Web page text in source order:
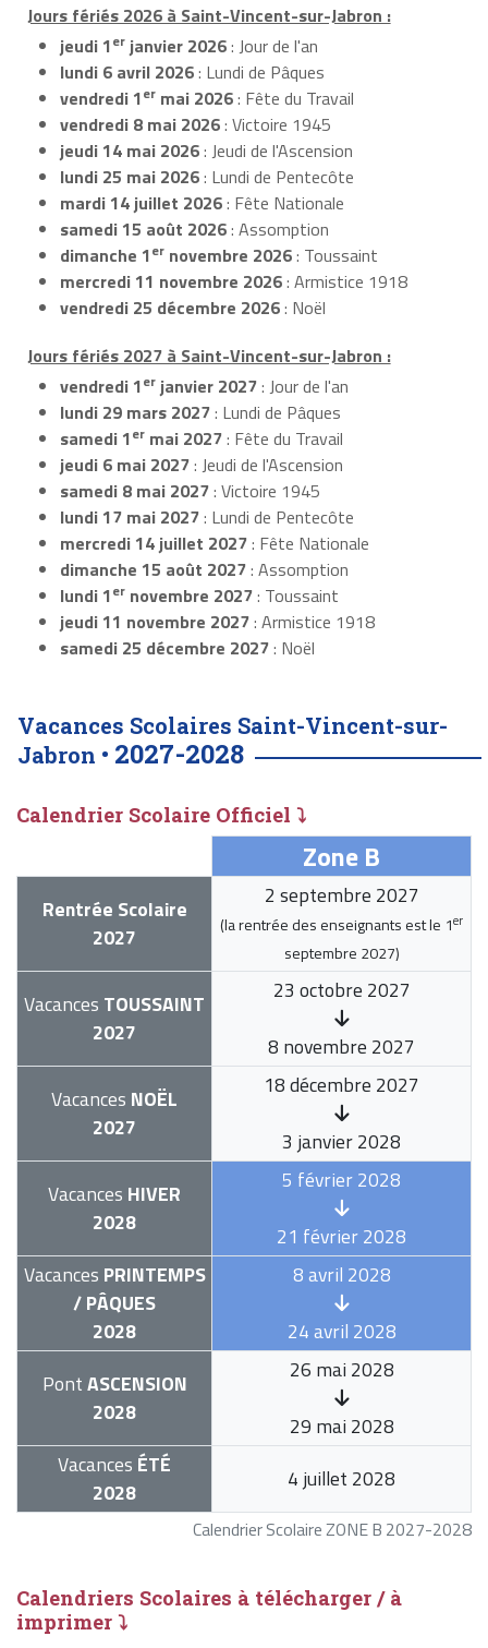
Jours fériés 2026 à Saint-Vincent-sur-Jabron :
jeudi 1er janvier 2026: Jour de l'an
lundi 6 avril 2026: Lundi de Pâques
vendredi 1er mai 2026: Fête du Travail
vendredi 8 mai 2026: Victoire 1945
jeudi 14 mai 2026: Jeudi de l'Ascension
lundi 25 mai 2026: Lundi de Pentecôte
mardi 14 juillet 2026: Fête Nationale
samedi 15 août 2026: Assomption
dimanche 1er novembre 2026: Toussaint
mercredi 11 novembre 2026: Armistice 1918
vendredi 25 décembre 2026: Noël
Jours fériés 2027 à Saint-Vincent-sur-Jabron :
vendredi 1er janvier 2027: Jour de l'an
lundi 29 mars 2027: Lundi de Pâques
samedi 1er mai 2027: Fête du Travail
jeudi 6 mai 2027: Jeudi de l'Ascension
samedi 8 mai 2027: Victoire 1945
lundi 17 mai 2027: Lundi de Pentecôte
mercredi 14 juillet 2027: Fête Nationale
dimanche 15 août 2027: Assomption
lundi 1er novembre 2027: Toussaint
jeudi 11 novembre 2027: Armistice 1918
samedi 25 décembre 2027: Noël
Vacances Scolaires Saint-Vincent-sur-
Jabron • 2027-2028
Calendrier Scolaire Officiel ⤵
Calendrier Scolaire ZONE B 2027-2028
Zone B
Rentrée Scolaire
2027
2 septembre 2027
(la rentrée des enseignants est le 1er
septembre 2027)
Vacances TOUSSAINT
2027
23 octobre 2027
8 novembre 2027
Vacances NOËL
2027
18 décembre 2027
3 janvier 2028
Vacances HIVER
2028
5 février 2028
21 février 2028
Vacances PRINTEMPS
/ PÂQUES
2028
8 avril 2028
24 avril 2028
PontASCENSION
2028
26 mai 2028
29 mai 2028
Vacances ÉTÉ
2028
4 juillet 2028
Calendriers Scolaires à télécharger / à
imprimer ⤵